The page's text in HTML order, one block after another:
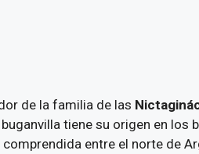
de la familia de las
buganvilla tiene su origen en los
entre el norte de